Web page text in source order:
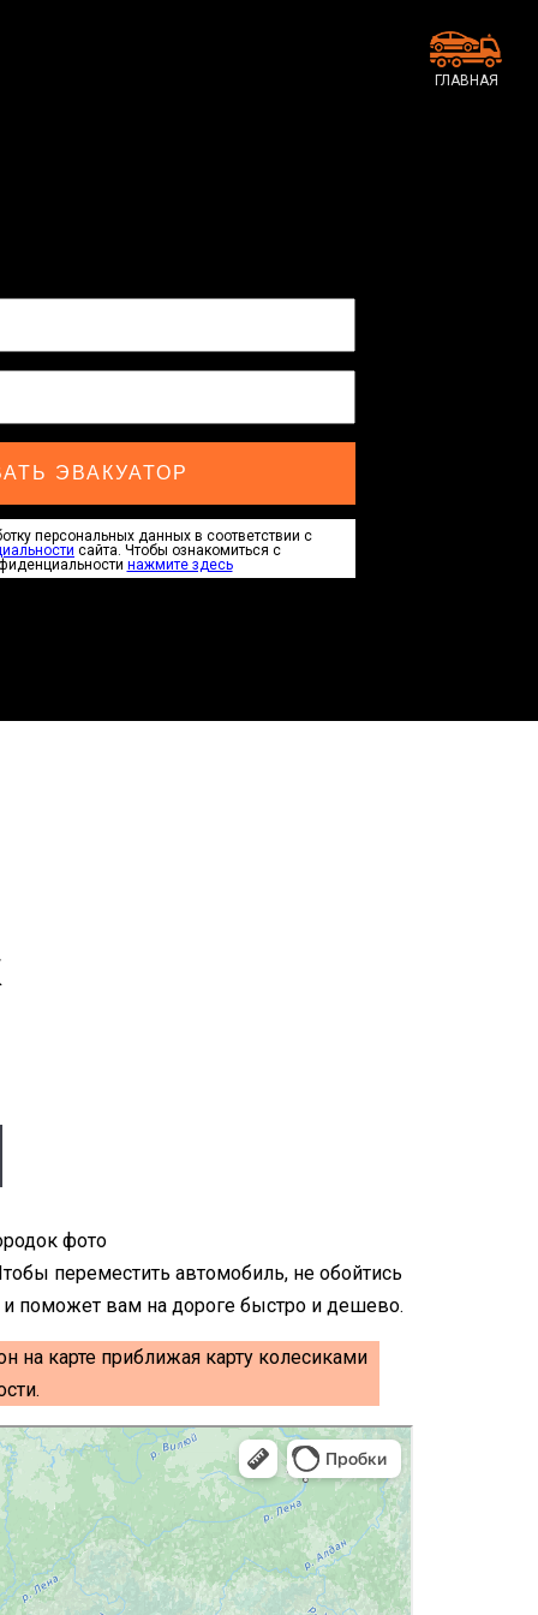
ГЛАВНАЯ
ЭВАКУАТОР
персональных данных в соответствии с
сайта. Чтобы ознакомиться с
нажмите здесь
переместить автомобиль, не обойтись
и поможет вам на дороге быстро и дешево.
на карте приближая карту колесиками